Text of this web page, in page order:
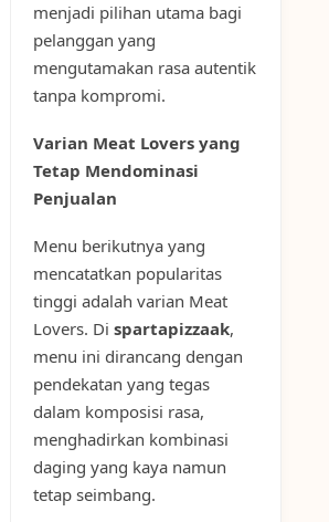
menjadi pilihan utama bagi
pelanggan yang
mengutamakan rasa autentik
tanpa kompromi.
Varian Meat Lovers yang
Tetap Mendominasi
Penjualan
Menu berikutnya yang
mencatatkan popularitas
tinggi adalah varian Meat
Lovers. Di spartapizzaak,
menu ini dirancang dengan
pendekatan yang tegas
dalam komposisi rasa,
menghadirkan kombinasi
daging yang kaya namun
tetap seimbang.